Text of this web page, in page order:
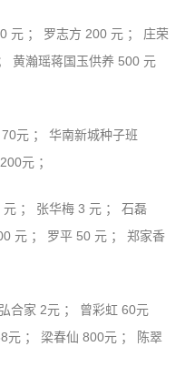
元 ； 罗志方 200 元 ； 庄荣
黄瀚瑶蒋国玉供养 500 元
元 ； 华南新城种子班
元 ；
； 张华梅 3 元 ； 石磊
元 ； 罗平 50 元 ； 郑家香
合家 2元 ； 曾彩虹 60元
元 ； 梁春仙 800元 ； 陈翠